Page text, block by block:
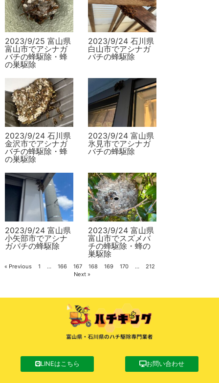
2023/9/25 富山県
富山市でアシナガ
バチの蜂駆除・蜂
の巣駆除
2023/9/24 石川県
白山市でアシナガ
バチの蜂駆除
2023/9/24 石川県
金沢市でアシナガ
バチの蜂駆除・蜂
の巣駆除
2023/9/24 富山県
氷見市でアシナガ
バチの蜂駆除
2023/9/24 富山県
小矢部市でアシナ
ガバチの蜂駆除
2023/9/24 富山県
富山市でスズメバ
チの蜂駆除・蜂の
巣駆除
« Previous 1 … 166 167 168 169 170 …
212
Next »
LINEはこちら お問い合わせ